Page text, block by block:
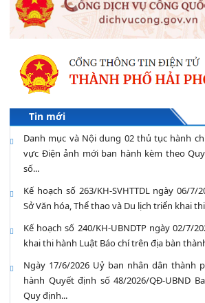
Tin mới
Danh mục và Nội dung 02 thủ tục hành
vực Điện ảnh mới ban hành kèm theo
số...
Kế hoạch số 263/KH-SVHTTDL ngày 06/7/
Sở Văn hóa, Thể thao và Du lịch triển khai
Kế hoạch số 240/KH-UBNDTP ngày 02/7/
khai thi hành Luật Báo chí trên địa bàn
Ngày 17/6/2026 Uỷ ban nhân dân thành
hành Quyết định số 48/2026/QĐ-UBND
Quy định...